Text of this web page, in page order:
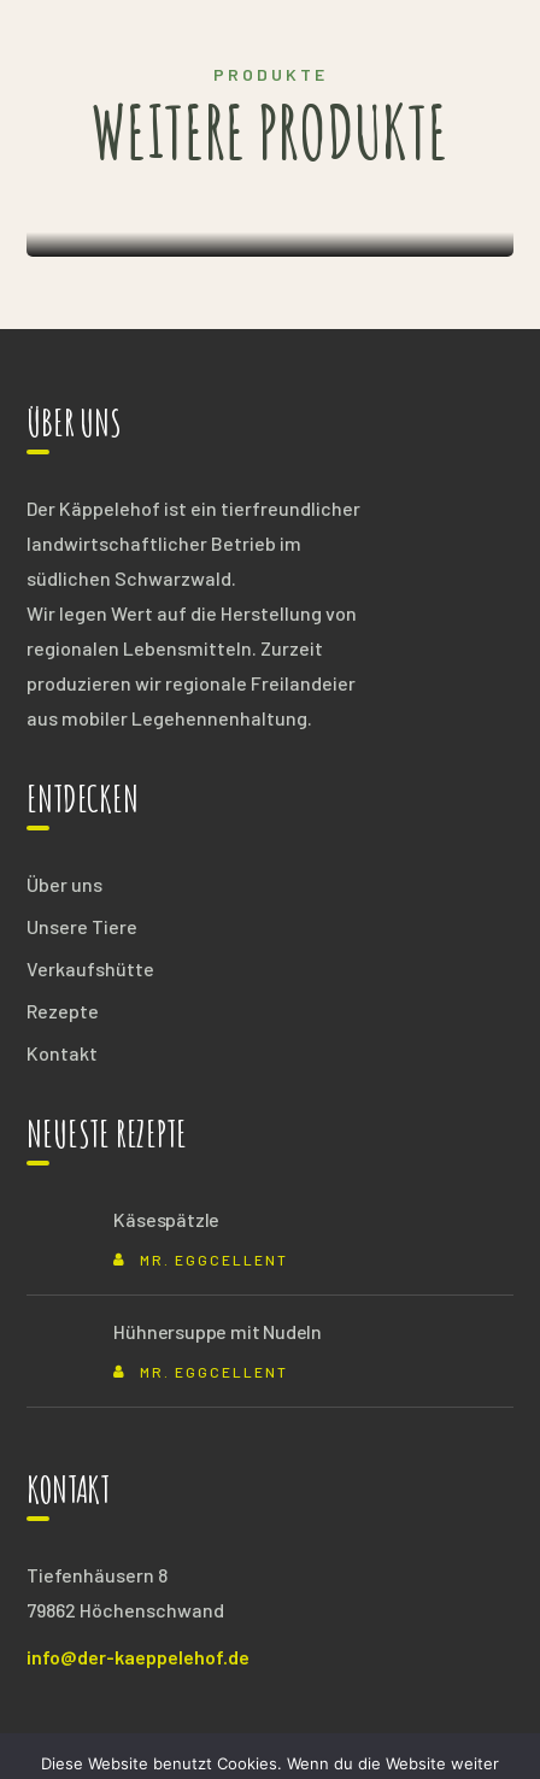
PRODUKTE
WEITERE PRODUKTE
EIER
ÜBER UNS
Der Käppelehof ist ein tierfreundlicher
landwirtschaftlicher Betrieb im
südlichen Schwarzwald.
Wir legen Wert auf die Herstellung von
regionalen Lebensmitteln. Zurzeit
produzieren wir regionale Freilandeier
aus mobiler Legehennenhaltung.
ENTDECKEN
Über uns
Unsere Tiere
Verkaufshütte
Rezepte
Kontakt
NEUESTE REZEPTE
Käsespätzle
MR. EGGCELLENT
Hühnersuppe mit Nudeln
MR. EGGCELLENT
KONTAKT
Tiefenhäusern 8
79862 Höchenschwand
info@der-kaeppelehof.de
Diese Website benutzt Cookies. Wenn du die Website weiter